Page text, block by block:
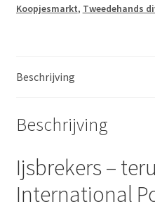
International
Koopjesmarkt, Tweedehands
Beschrijving
Beschrijving
Ijsbrekers –
International